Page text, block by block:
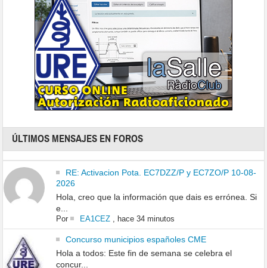
ÚLTIMOS MENSAJES EN FOROS
RE: Activacion Pota. EC7DZZ/P y EC7ZO/P 10-08-
2026
Hola, creo que la información que dais es errónea. Si
e...
Por EA1CEZ, hace 34 minutos
Concurso municipios españoles CME
Hola a todos: Este fin de semana se celebra el
concur...